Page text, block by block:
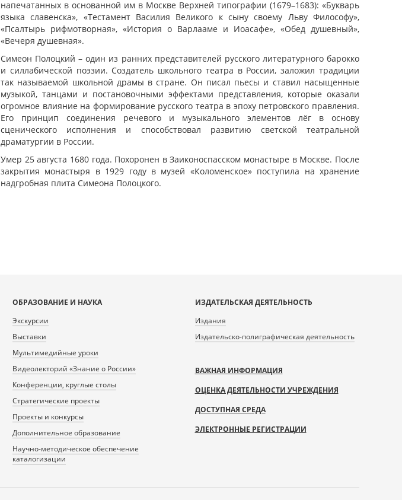
напечатанных в основанной им в Москве Верхней типографии (1679–1683): «Букварь
языка славенска», «Тестамент Василия Великого к сыну своему Льву Философу»,
«Псалтырь рифмотворная», «История о Варлааме и Иоасафе», «Обед душевный»,
«Вечеря душевная».
Симеон Полоцкий – один из ранних представителей русского литературного барокко
и силлабической поэзии. Создатель школьного театра в России, заложил традиции
так называемой школьной драмы в стране. Он писал пьесы и ставил насыщенные
музыкой, танцами и постановочными эффектами представления, которые оказали
огромное влияние на формирование русского театра в эпоху петровского правления.
Его принцип соединения речевого и музыкального элементов лёг в основу
сценического исполнения и способствовал развитию светской театральной
драматургии в России.
Умер 25 августа 1680 года. Похоронен в Заиконоспасском монастыре в Москве. После
закрытия монастыря в 1929 году в музей «Коломенское» поступила на хранение
надгробная плита Симеона Полоцкого.
ОБРАЗОВАНИЕ И НАУКА
Экскурсии
Выставки
Мультимедийные уроки
Видеолекторий «Знание о России»
Конференции, круглые столы
Стратегические проекты
Проекты и конкурсы
Дополнительное образование
Научно-методическое обеспечение
каталогизации
ИЗДАТЕЛЬСКАЯ ДЕЯТЕЛЬНОСТЬ
Издания
Издательско-полиграфическая деятельность
ВАЖНАЯ ИНФОРМАЦИЯ
ОЦЕНКА ДЕЯТЕЛЬНОСТИ УЧРЕЖДЕНИЯ
ДОСТУПНАЯ СРЕДА
ЭЛЕКТРОННЫЕ РЕГИСТРАЦИИ